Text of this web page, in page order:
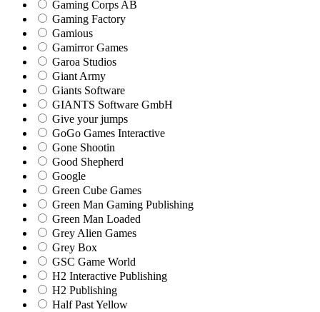
Gaming Corps AB
Gaming Factory
Gamious
Gamirror Games
Garoa Studios
Giant Army
Giants Software
GIANTS Software GmbH
Give your jumps
GoGo Games Interactive
Gone Shootin
Good Shepherd
Google
Green Cube Games
Green Man Gaming Publishing
Green Man Loaded
Grey Alien Games
Grey Box
GSC Game World
H2 Interactive Publishing
H2 Publishing
Half Past Yellow